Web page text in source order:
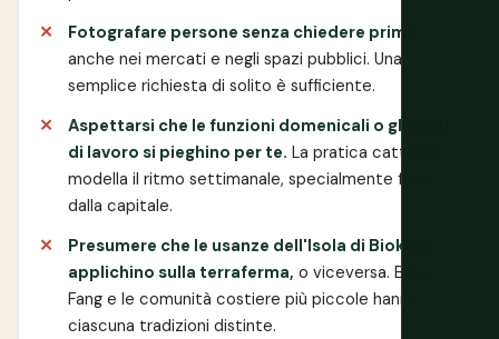
Fotografare persone senza chiedere prima,
anche nei mercati e negli spazi pubblici. Una
semplice richiesta di solito è sufficiente.
Aspettarsi che le funzioni domenicali o gli orari
di lavoro si pieghino per te. La pratica cattolica
modella il ritmo settimanale, specialmente fuori
dalla capitale.
Presumere che le usanze dell'Isola di Bioko si
applichino sulla terraferma, o viceversa. Bubi,
Fang e le comunità costiere più piccole hanno
ciascuna tradizioni distinte.